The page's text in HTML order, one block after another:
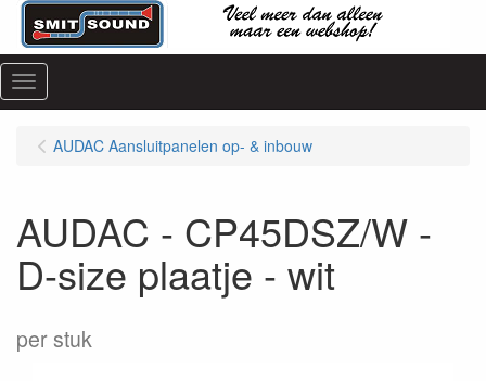
Menu
AUDAC Aansluitpanelen op- & inbouw
AUDAC - CP45DSZ/W -
D-size plaatje - wit
per stuk